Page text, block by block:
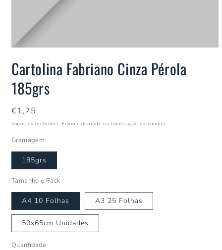
Cartolina Fabriano Cinza Pérola
185grs
Preço
normal
€1,75
Impostos incluídos. Envio calculado na finalização da compra.
Gramagem
185grs
Tamanho e Pack
A4 10 Folhas A3 25 Folhas
50x65cm Unidades
Quantidade